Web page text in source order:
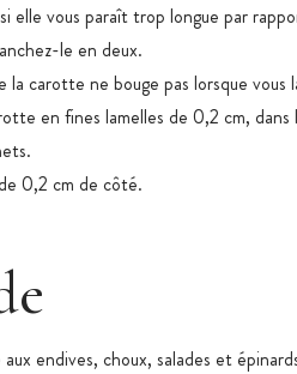
elle vous paraît trop longue par
le en deux.
carotte ne bouge pas lorsque vous
en fines lamelles de 0,2 cm, dans
0,2 cm de côté.
endives, choux, salades et